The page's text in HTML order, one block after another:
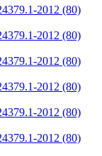
2012 (80)
2012 (80)
2012 (80)
2012 (80)
2012 (80)
2012 (80)